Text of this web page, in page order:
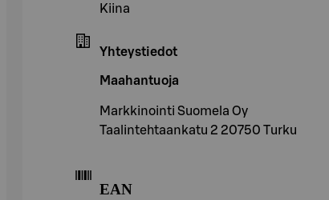
Kiina
Yhteystiedot
Maahantuoja
Markkinointi Suomela Oy
Taalintehtaankatu 2 20750 Turku
EAN